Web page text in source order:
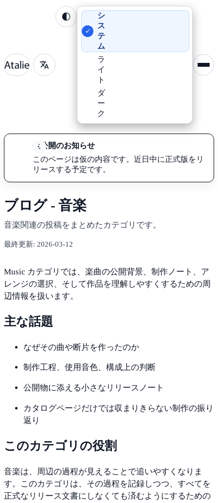
✓
シ
ス
テ
ム
ラ
イ
ト
ダ
ー
ク
仮 公開のお知らせ
このページは仮の内容です。 近日 中に正式版を リ
リースする予定です。
ブログ -音楽
音楽関連の投稿を まとめた カテゴリ です。
最終更新: 2026-03-12
Music カテゴリ では、 楽曲の公開背景、 制作 ノート、 ア
レンジの選択、 そして作品を理解しやすく するための周
辺情報を扱い ます。
主な話題
なぜその曲や断片を作ったのか
制作工程、 使用音色、 構成上の判断
公開物に添える小さな リリース ノート
カタログページだけでは収まりきらない制作の振り
返り
このカテゴリの役割
音楽は、 周辺の過程が見える ことで追いやすく なり ま
す。
このカテゴリは、 その過程を記録しつつ、 すべてを
正式な リリース文書にしなくても済むようにするための